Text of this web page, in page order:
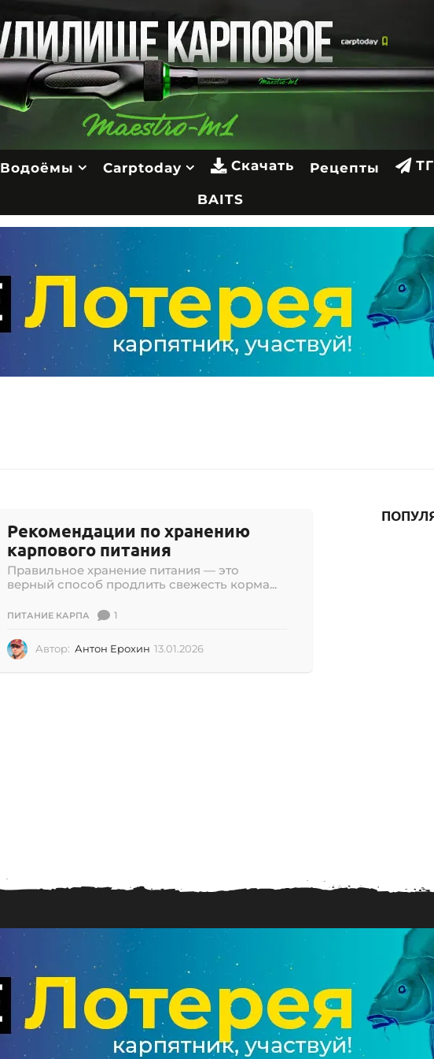
Водоёмы Carptoday Скачать Рецепты ТГ
BAITS
Рекомендации по хранению
карпового питания
Правильное хранение питания — это
верный способ продлить свежесть корма...
ПИТАНИЕ КАРПА 1
Автор: Антон Ерохин 13.01.2026